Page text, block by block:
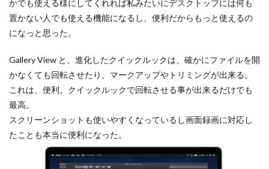
かでも使える様にしてくれれば私みたいにデスクトップには何も
置かない人でも使える機能になるし、便利だからもっと使えるの
になっと思った。
Gallery View と、進化したクイックルックは、確かにファイルを開
かなくても回転させたり、マークアップやトリミングが出来る。
これは、便利。クイックルックで回転させる事が出来るだけでも
最高。
スクリーンショットも使いやすくなっているし画面録画に対応し
たことも本当に便利になった。
SSD高騰 STARLINK SunDisk
SurfaceBook
TAMRON
V-RAPTOR [X] Z Mount
Vision Pro
WWDC 2026
YCC YouTube
Z 24 70 Ⅱ
Z5Ⅱ 修理
Z6Ⅲ 修理 Z9
Z9 ファーム
Z9ii スペック
Z9ii 価格
Z9ii 発売日
ZR 修理
ZV-E10II
Zレンズ
おすすめ Mac アプリ
アップル 2026
アップル 初売り
アップルAI
アマゾン 初売り